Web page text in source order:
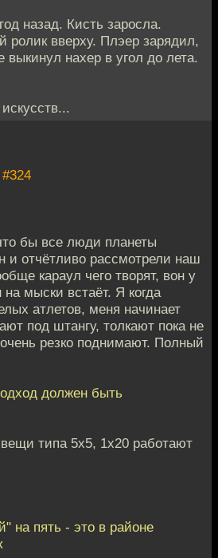
назад. Кисть заросла.
ролик вверху. Плэер зарядил,
нахер в угол до лета.
#324
бы все люди планеты
и отчётливо рассмотрели наш
караул чего творят, вон у
на мыски встаёт. Я когда
атлетов, меня начинает
под штангу, толкают пока не
резко поднимают. Полный
должен быть
типа 5х5, 1х20 работают
на пять - это в районе